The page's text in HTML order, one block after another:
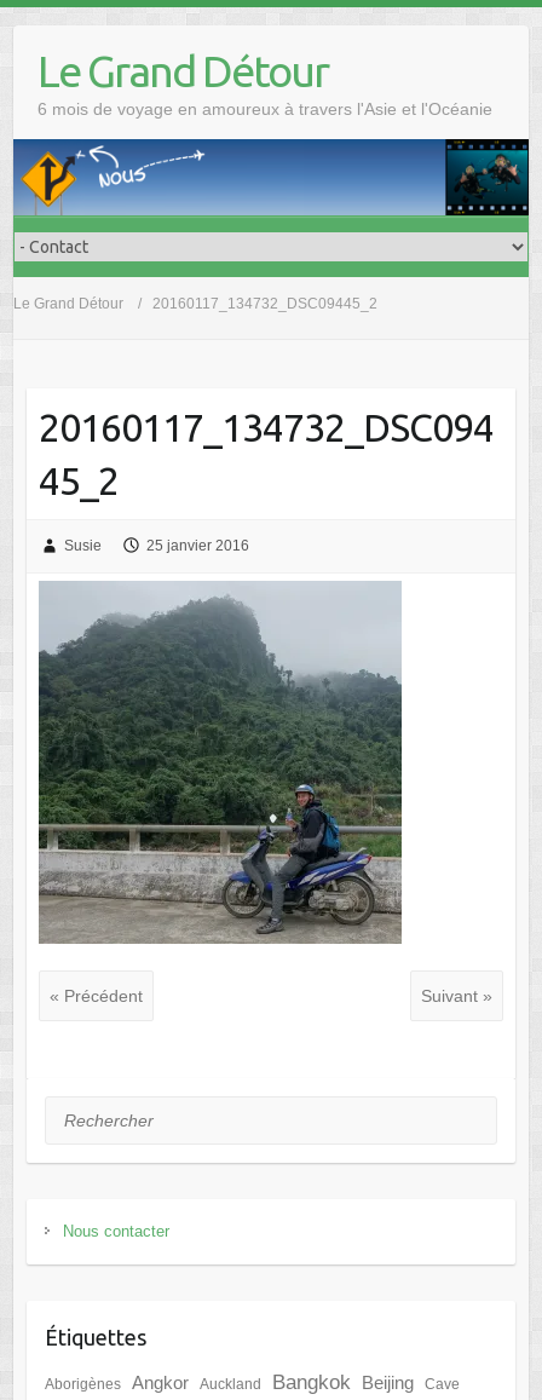
Le Grand Détour
6 mois de voyage en amoureux à travers l'Asie et l'Océanie
Le Grand Détour 20160117_134732_DSC09445_2
20160117_134732_DSC094
45_2
Susie 25 janvier 2016
« Précédent Suivant »
Rechercher
Nous contacter
Étiquettes
Aborigènes Angkor Auckland Bangkok Beijing Cave